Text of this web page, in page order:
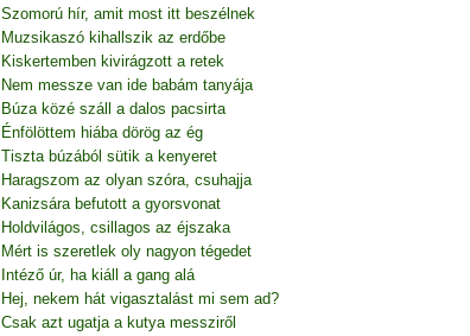
Szomorú hír, amit most itt beszélnek
Muzsikaszó kihallszik az erdőbe
Kiskertemben kivirágzott a retek
Nem messze van ide babám tanyája
Búza közé száll a dalos pacsirta
Énfölöttem hiába dörög az ég
Tiszta búzából sütik a kenyeret
Haragszom az olyan szóra, csuhajja
Kanizsára befutott a gyorsvonat
Holdvilágos, csillagos az éjszaka
Mért is szeretlek oly nagyon tégedet
Intéző úr, ha kiáll a gang alá
Hej, nekem hát vigasztalást mi sem ad?
Csak azt ugatja a kutya messziről